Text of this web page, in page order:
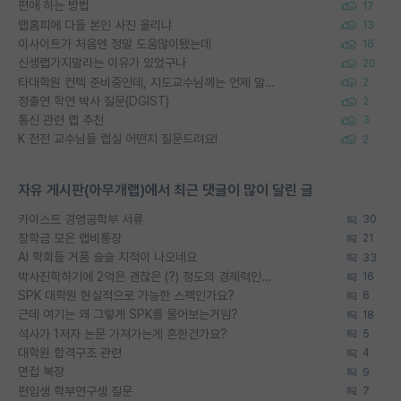
편애 하는 방법 17
랩홈피에 다들 본인 사진 올리냐 13
이사이트가 처음엔 정말 도움많이됐는데 16
신생랩가지말라는 이유가 있었구나 20
타대학원 컨텍 준비중인데, 지도교수님께는 언제 말씀드려야 할까요? 2
정출연 학연 박사 질문(DGIST) 2
통신 관련 랩 추천 3
K 전전 교수님들 랩실 어떤지 질문드려요! 2
자유 게시판(아무개랩)에서 최근 댓글이 많이 달린 글
카이스트 경영공학부 서류 30
장학금 모은 랩비통장 21
AI 학회들 거품 슬슬 지적이 나오네요 33
박사진학하기에 2억은 괜찮은 (?) 정도의 경제력인가요 16
SPK 대학원 현실적으로 가능한 스펙인가요? 6
근데 여기는 왜 그렇게 SPK를 물어보는거임? 18
석사가 1저자 논문 가져가는게 흔한건가요? 5
대학원 합격구조 관련 4
면접 복장 9
편입생 학부연구생 질문 7